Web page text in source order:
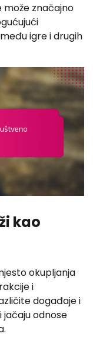
značajno
igre i drugih
kao
okupljanja
i
događaje i
odnose